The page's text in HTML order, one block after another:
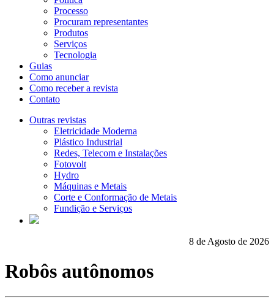
Processo
Procuram representantes
Produtos
Serviços
Tecnologia
Guias
Como anunciar
Como receber a revista
Contato
Outras revistas
Eletricidade Moderna
Plástico Industrial
Redes, Telecom e Instalações
Fotovolt
Hydro
Máquinas e Metais
Corte e Conformação de Metais
Fundição e Serviços
8 de Agosto de 2026
Robôs autônomos